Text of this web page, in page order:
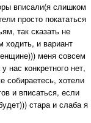
вписали(я слишком
просто покататься
так сказать не
ходить, и вариант
меня совсем
нас конкретного нет,
собираетесь, хотели
и вписаться, если
стара и слаба я